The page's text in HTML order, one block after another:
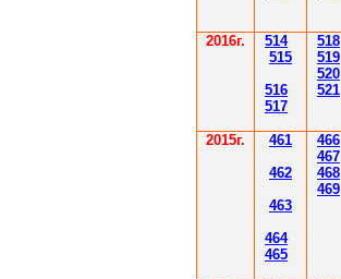
2016г.
514
515
516
517
518
519
520
521
2015г. 461
462
463
464
465
466
467
468
469